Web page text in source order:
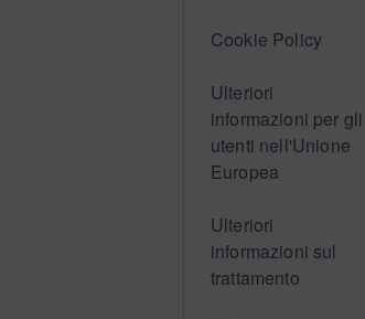
Cookie Policy
Ulteriori
informazioni per gli
utenti nell'Unione
Europea
Ulteriori
informazioni sul
trattamento